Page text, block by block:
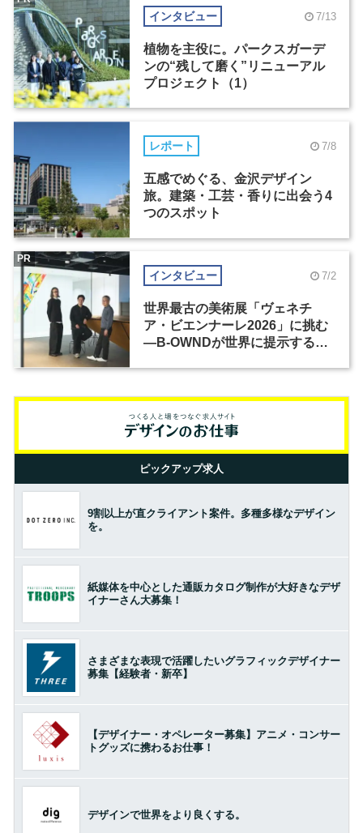
インタビュー 7/13
植物を主役に。パークスガーデ
ンの“残して磨く”リニューアル
プロジェクト（1）
レポート 7/8
五感でめぐる、金沢デザイン
旅。建築・工芸・香りに出会う4
つのスポット
インタビュー 7/2
世界最古の美術展「ヴェネチ
ア・ビエンナーレ2026」に挑む
―B-OWNDが世界に提示する美
PR
ピックアップ求人
9割以上が直クライアント案件。多種多様なデザイン
を。
紙媒体を中心とした通販カタログ制作が大好きなデザ
イナーさん大募集！
さまざまな表現で活躍したいグラフィックデザイナー
募集【経験者・新卒】
【デザイナー・オペレーター募集】アニメ・コンサー
トグッズに携わるお仕事！
デザインで世界をより良くする。